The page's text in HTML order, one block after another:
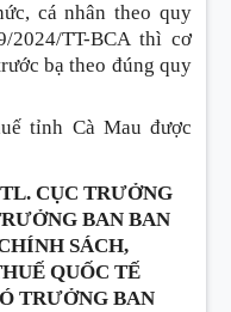
cá nhân theo quy
TT-BCA thì cơ
bạ theo đúng quy
tỉnh Cà Mau được
TL. CỤC TRƯỞNG
BAN BAN
SÁCH,
QUỐC TẾ
TRƯỞNG BAN